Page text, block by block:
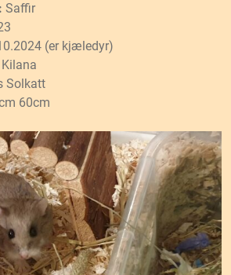
Saffir
(er kjæledyr)
Solkatt
60cm